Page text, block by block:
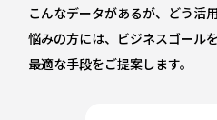
こんなデータがあるが、どう活
悩みの方には、ビジネスゴール
最適な手段をご提案します。